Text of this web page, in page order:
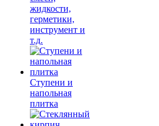
жидкости,
герметики,
инструмент и
т.д.
Ступени и
напольная
плитка